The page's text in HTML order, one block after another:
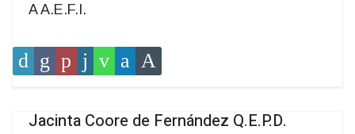
A A.E.F.I.
Jacinta Coore de Fernández Q.E.P.D.